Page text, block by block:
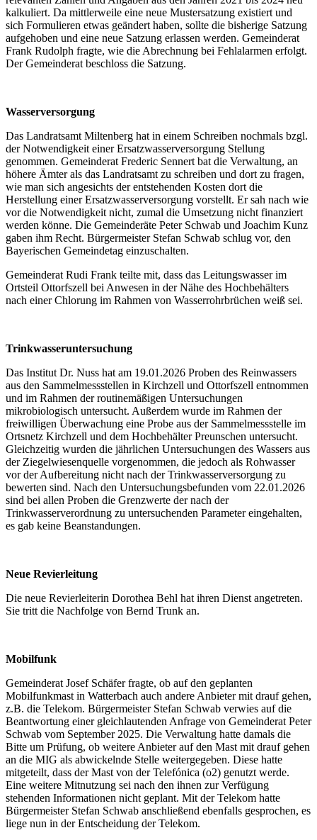
kalkuliert. Da mittlerweile eine neue Mustersatzung existiert und
sich Formulieren etwas geändert haben, sollte die bisherige Satzung
aufgehoben und eine neue Satzung erlassen werden. Gemeinderat
Frank Rudolph fragte, wie die Abrechnung bei Fehlalarmen erfolgt.
Der Gemeinderat beschloss die Satzung.
Wasserversorgung
Das Landratsamt Miltenberg hat in einem Schreiben nochmals bzgl.
der Notwendigkeit einer Ersatzwasserversorgung Stellung
genommen. Gemeinderat Frederic Sennert bat die Verwaltung, an
höhere Ämter als das Landratsamt zu schreiben und dort zu fragen,
wie man sich angesichts der entstehenden Kosten dort die
Herstellung einer Ersatzwasserversorgung vorstellt. Er sah nach wie
vor die Notwendigkeit nicht, zumal die Umsetzung nicht finanziert
werden könne. Die Gemeinderäte Peter Schwab und Joachim Kunz
gaben ihm Recht. Bürgermeister Stefan Schwab schlug vor, den
Bayerischen Gemeindetag einzuschalten.
Gemeinderat Rudi Frank teilte mit, dass das Leitungswasser im
Ortsteil Ottorfszell bei Anwesen in der Nähe des Hochbehälters
nach einer Chlorung im Rahmen von Wasserrohrbrüchen weiß sei.
Trinkwasseruntersuchung
Das Institut Dr. Nuss hat am 19.01.2026 Proben des Reinwassers
aus den Sammelmessstellen in Kirchzell und Ottorfszell entnommen
und im Rahmen der routinemäßigen Untersuchungen
mikrobiologisch untersucht. Außerdem wurde im Rahmen der
freiwilligen Überwachung eine Probe aus der Sammelmessstelle im
Ortsnetz Kirchzell und dem Hochbehälter Preunschen untersucht.
Gleichzeitig wurden die jährlichen Untersuchungen des Wassers aus
der Ziegelwiesenquelle vorgenommen, die jedoch als Rohwasser
vor der Aufbereitung nicht nach der Trinkwasserversorgung zu
bewerten sind. Nach den Untersuchungsbefunden vom 22.01.2026
sind bei allen Proben die Grenzwerte der nach der
Trinkwasserverordnung zu untersuchenden Parameter eingehalten,
es gab keine Beanstandungen.
Neue Revierleitung
Die neue Revierleiterin Dorothea Behl hat ihren Dienst angetreten.
Sie tritt die Nachfolge von Bernd Trunk an.
Mobilfunk
Gemeinderat Josef Schäfer fragte, ob auf den geplanten
Mobilfunkmast in Watterbach auch andere Anbieter mit drauf gehen,
z.B. die Telekom. Bürgermeister Stefan Schwab verwies auf die
Beantwortung einer gleichlautenden Anfrage von Gemeinderat Peter
Schwab vom September 2025. Die Verwaltung hatte damals die
Bitte um Prüfung, ob weitere Anbieter auf den Mast mit drauf gehen
an die MIG als abwickelnde Stelle weitergegeben. Diese hatte
mitgeteilt, dass der Mast von der Telefónica (o2) genutzt werde.
Eine weitere Mitnutzung sei nach den ihnen zur Verfügung
stehenden Informationen nicht geplant. Mit der Telekom hatte
Bürgermeister Stefan Schwab anschließend ebenfalls gesprochen, es
liege nun in der Entscheidung der Telekom.